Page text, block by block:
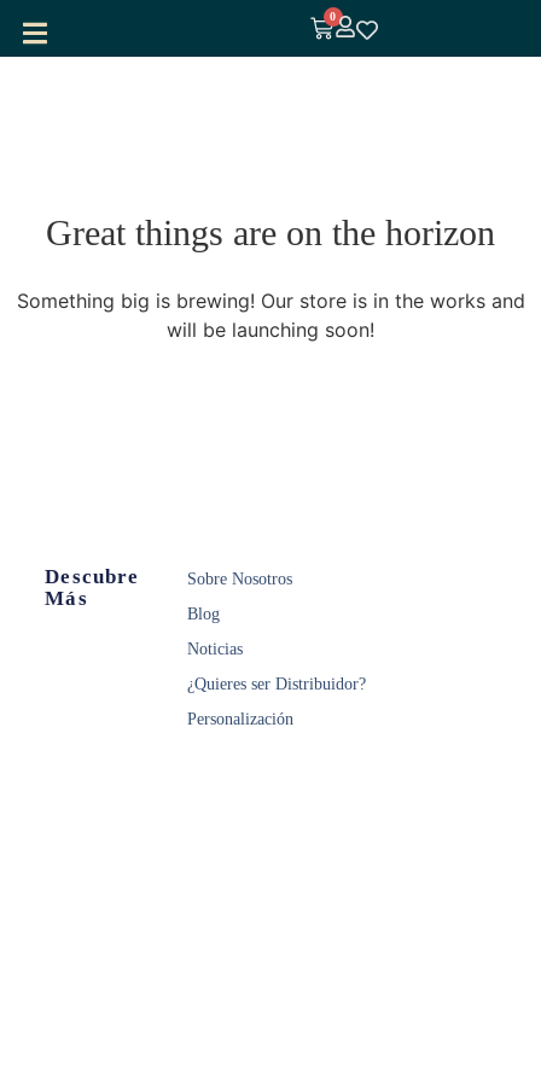
0
Great things are on the horizon
Something big is brewing! Our store is in the works and
will be launching soon!
Descubre
Más
Sobre Nosotros
Blog
Noticias
¿Quieres ser Distribuidor?
Personalización